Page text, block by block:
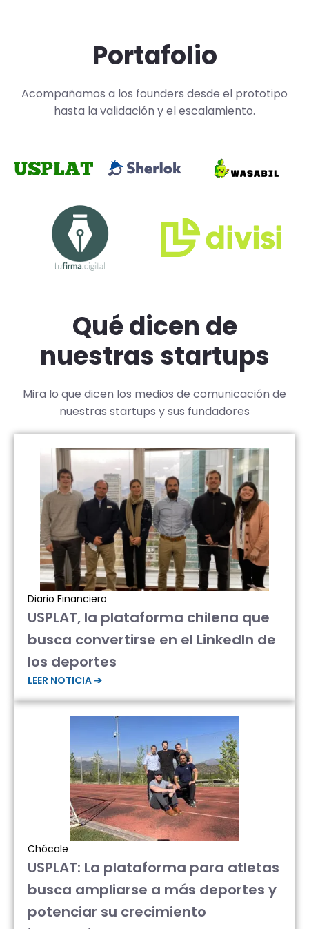
Portafolio
Acompañamos a los founders desde el prototipo
hasta la validación y el escalamiento.
Qué dicen de
nuestras startups
Mira lo que dicen los medios de comunicación de
nuestras startups y sus fundadores
Diario Financiero
USPLAT, la plataforma chilena que
busca convertirse en el LinkedIn de
los deportes
LEER NOTICIA ➔
Chócale
USPLAT: La plataforma para atletas
busca ampliarse a más deportes y
potenciar su crecimiento